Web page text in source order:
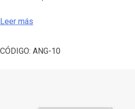
Leer más
CÓDIGO: ANG-10